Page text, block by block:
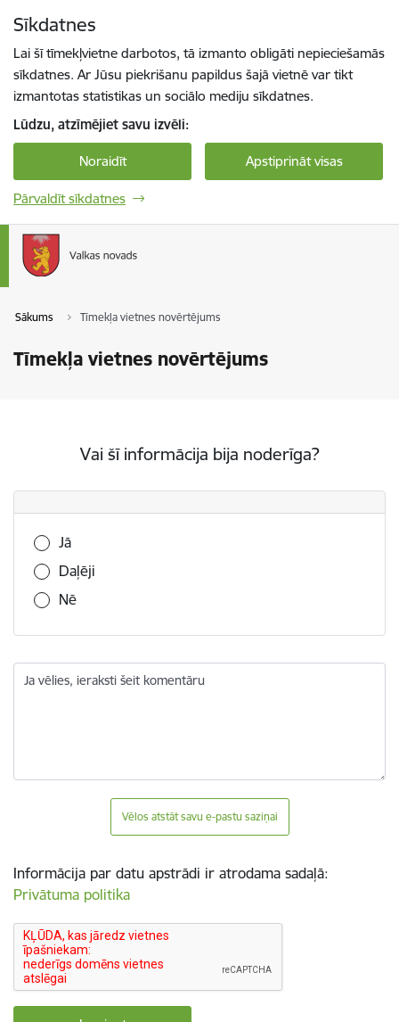
Sīkdatnes
Lai šī tīmekļvietne darbotos, tā izmanto obligāti nepieciešamās
sīkdatnes. Ar Jūsu piekrišanu papildus šajā vietnē var tikt
izmantotas statistikas un sociālo mediju sīkdatnes.
Lūdzu, atzīmējiet savu izvēli:
Noraidīt Apstiprināt visas
Pārvaldīt sīkdatnes
Sākums Tīmekļa vietnes novērtējums
Tīmekļa vietnes novērtējums
Vai šī informācija bija noderīga?
Vai šī informācija bija noderīga?
Jā
Daļēji
Nē
Ja vēlies, ieraksti šeit komentāru
Vēlos atstāt savu e-pastu saziņai
Informācija par datu apstrādi ir atrodama sadaļā:
Privātuma politika